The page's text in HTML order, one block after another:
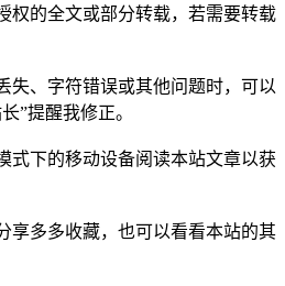
权的全文或部分转载，若需要转载
失、字符错误或其他问题时，可以
”提醒我修正。
式下的移动设备阅读本站文章以获
享多多收藏，也可以看看本站的其